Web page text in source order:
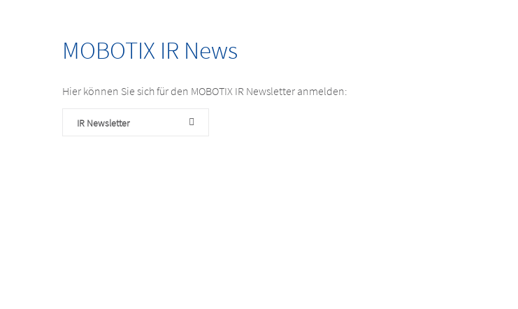
MOBOTIX IR News
Hier können Sie sich für den MOBOTIX IR Newsletter anmelden:
IR Newsletter